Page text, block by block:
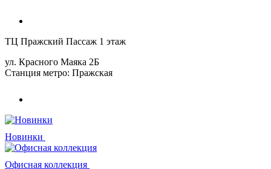
ТЦ Пражский Пассаж 1 этаж
ул. Красного Маяка 2Б
Станция метро: Пражская
Новинки
Офисная коллекция